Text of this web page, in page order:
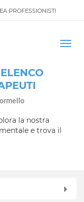
PROFESSIONISTI
ELENCO
la nostra
e trova il